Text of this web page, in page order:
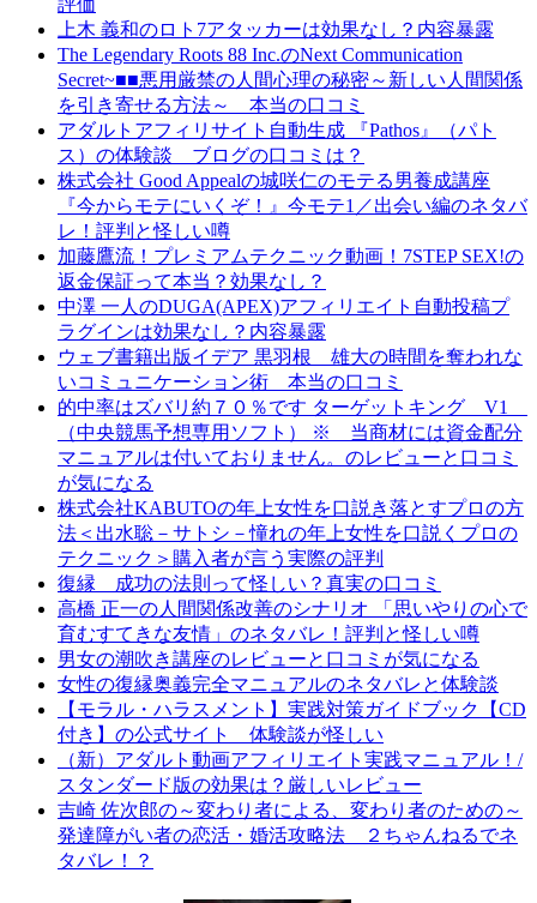
評価
上木 義和のロト7アタッカーは効果なし？内容暴露
The Legendary Roots 88 Inc.のNext Communication
Secret~■■悪用厳禁の人間心理の秘密～新しい人間関係
を引き寄せる方法～ 本当の口コミ
アダルトアフィリサイト自動生成 『Pathos』（パト
ス）の体験談 ブログの口コミは？
株式会社 Good Appealの城咲仁のモテる男養成講座
『今からモテにいくぞ！』今モテ1／出会い編のネタバ
レ！評判と怪しい噂
加藤鷹流！プレミアムテクニック動画！7STEP SEX!の
返金保証って本当？効果なし？
中澤 一人のDUGA(APEX)アフィリエイト自動投稿プ
ラグインは効果なし？内容暴露
ウェブ書籍出版イデア 黒羽根 雄大の時間を奪われな
いコミュニケーション術 本当の口コミ
的中率はズバリ約７０％です ターゲットキング V1
（中央競馬予想専用ソフト） ※ 当商材には資金配分
マニュアルは付いておりません。のレビューと口コミ
が気になる
株式会社KABUTOの年上女性を口説き落とすプロの方
法＜出水聡－サトシ－憧れの年上女性を口説くプロの
テクニック＞購入者が言う実際の評判
復縁 成功の法則って怪しい？真実の口コミ
高橋 正一の人間関係改善のシナリオ 「思いやりの心で
育むすてきな友情」のネタバレ！評判と怪しい噂
男女の潮吹き講座のレビューと口コミが気になる
女性の復縁奥義完全マニュアルのネタバレと体験談
【モラル・ハラスメント】実践対策ガイドブック【CD
付き】の公式サイト 体験談が怪しい
（新）アダルト動画アフィリエイト実践マニュアル！/
スタンダード版の効果は？厳しいレビュー
吉崎 佐次郎の～変わり者による、変わり者のための～
発達障がい者の恋活・婚活攻略法 ２ちゃんねるでネ
タバレ！？